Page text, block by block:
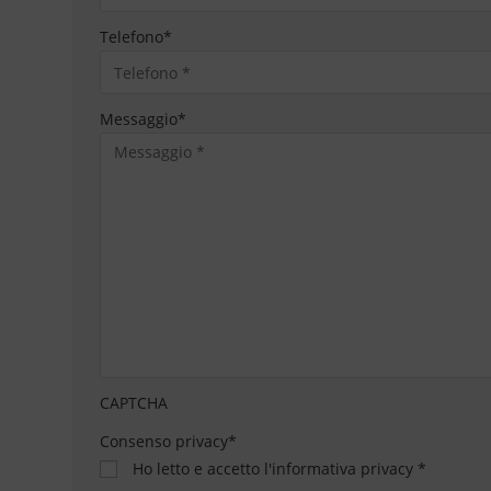
Telefono*
Messaggio*
CAPTCHA
Consenso privacy*
Ho letto e accetto l'informativa privacy *